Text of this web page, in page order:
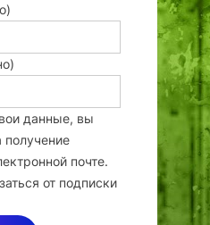
данные, вы
получение
почте.
от подписки